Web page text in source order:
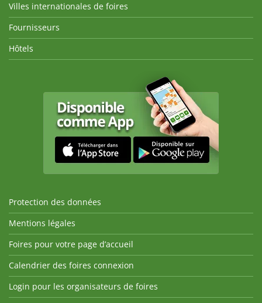
Villes internationales de foires
Fournisseurs
Hôtels
Protection des données
Mentions légales
Foires pour votre page d’accueil
Calendrier des foires connexion
Login pour les organisateurs de foires